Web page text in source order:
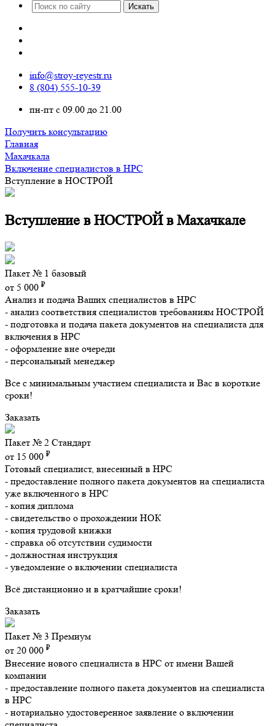
info@stroy-reyestr.ru
8 (804) 555-10-39
пн-пт с 09.00 до 21.00
Получить консультацию
Главная
Махачкала
Включение специалистов в НРС
Вступление в НОСТРОЙ
Вступление в НОСТРОЙ в Махачкале
Пакет № 1 базовый
от 5 000 ₽
Анализ и подача Ваших специалистов в НРС
- анализ соответствия специалистов требованиям НОСТРОЙ
- подготовка и подача пакета документов на специалиста для
включения в НРС
- оформление вне очереди
- персональный менеджер
Все с минимальным участием специалиста и Вас в короткие
сроки!
Заказать
Пакет № 2 Стандарт
от 15 000 ₽
Готовый специалист, внесенный в НРС
- предоставление полного пакета документов на специалиста
уже включенного в НРС
- копия диплома
- свидетельство о прохождении НОК
- копия трудовой книжки
- справка об отсутствии судимости
- должностная инструкция
- уведомление о включении специалиста
Всё дистанционно и в кратчайшие сроки!
Заказать
Пакет № 3 Премиум
от 20 000 ₽
Внесение нового специалиста в НРС от имени Вашей
компании
- предоставление полного пакета документов на специалиста
в НРС
- нотариально удостоверенное заявление о включении